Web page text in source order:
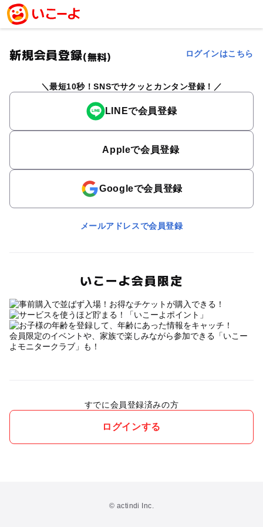
新規会員登録(無料) ログインはこちら
最短10秒！SNSでサクッとカンタン登録！
LINEで会員登録
Appleで会員登録
Googleで会員登録
メールアドレスで会員登録
いこーよ会員限定
会員限定のイベントや、家族で楽しみながら参加できる「いこー
よモニタークラブ」も！
すでに会員登録済みの方
ログインする
© actindi Inc.